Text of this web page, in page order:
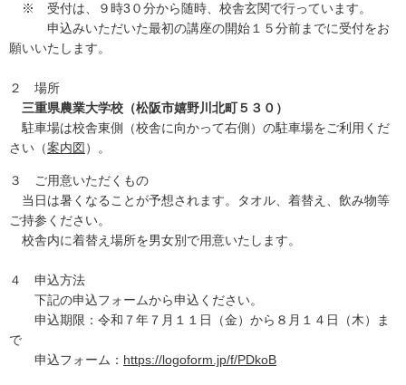
※ 受付は、９時3０分から随時、校舎玄関で行っています。
申込みいただいた最初の講座の開始１５分前までに受付をお
願いいたします。
２ 場所
三重県農業大学校（松阪市嬉野川北町５３０）
駐車場は校舎東側（校舎に向かって右側）の駐車場をご利用くだ
さい（案内図 ）。
３ ご用意いただくもの
当日は暑くなることが予想されます。タオル、着替え、飲み物等
ご持参ください。
校舎内に着替え場所を男女別で用意いたします。
４ 申込方法
下記の申込フォームから申込ください。
申込期限：令和７年７月１１日（金）から８月１４日（木）ま
で
申込フォーム： https://logoform.jp/f/PDkoB